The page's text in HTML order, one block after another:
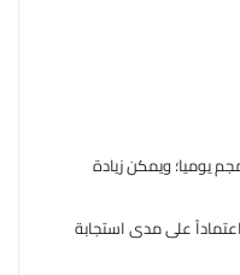
جرعة البدء المعتادة هي 2 مجم يوميا؛ ويمكن زيادة
على مدى استجابة